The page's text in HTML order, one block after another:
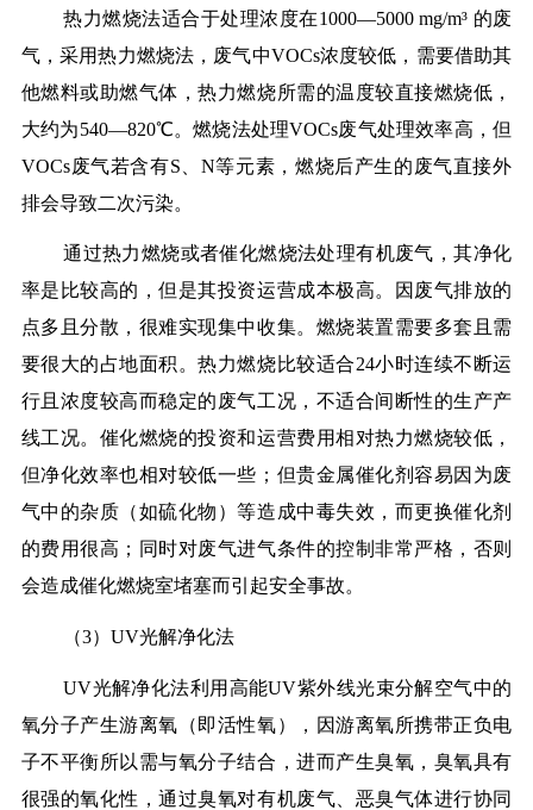
热力燃烧法适合于处理浓度在1000—5000 mg/m³ 的废
气，采用热力燃烧法，废气中VOCs浓度较低，需要借助其
他燃料或助燃气体，热力燃烧所需的温度较直接燃烧低，
大约为540—820℃。燃烧法处理VOCs废气处理效率高，但
VOCs废气若含有S、N等元素，燃烧后产生的废气直接外
排会导致二次污染。
通过热力燃烧或者催化燃烧法处理有机废气，其净化
率是比较高的，但是其投资运营成本极高。因废气排放的
点多且分散，很难实现集中收集。燃烧装置需要多套且需
要很大的占地面积。热力燃烧比较适合24小时连续不断运
行且浓度较高而稳定的废气工况，不适合间断性的生产产
线工况。催化燃烧的投资和运营费用相对热力燃烧较低，
但净化效率也相对较低一些；但贵金属催化剂容易因为废
气中的杂质（如硫化物）等造成中毒失效，而更换催化剂
的费用很高；同时对废气进气条件的控制非常严格，否则
会造成催化燃烧室堵塞而引起安全事故。
（3）UV光解净化法
UV光解净化法利用高能UV紫外线光束分解空气中的
氧分子产生游离氧（即活性氧），因游离氧所携带正负电
子不平衡所以需与氧分子结合，进而产生臭氧，臭氧具有
很强的氧化性，通过臭氧对有机废气、恶臭气体进行协同